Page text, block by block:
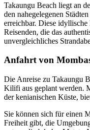
Takaungu Beach liegt an
den nahegelegenen
erreichbar. Diese
Reisenden, die das
unvergleichliches
Anfahrt von
Die Anreise zu Takaungu
Kilifi aus geplant werden.
der kenianischen Küste,
Sie können sich für einen
Freiheit gibt, die